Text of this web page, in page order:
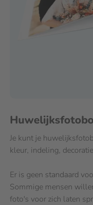
Je kunt je
kleur, indeling,
Er is geen standaard
Sommige mensen
foto's voor zich laten